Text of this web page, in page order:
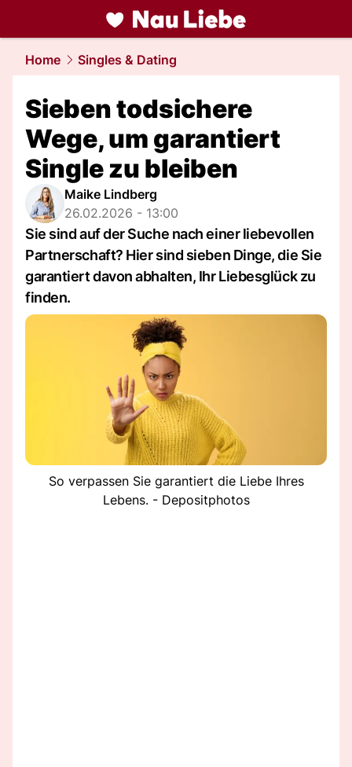
liebe.NAU.ch
Home Singles & Dating
Sieben todsichere
Wege, um garantiert
Single zu bleiben
Maike Lindberg
26.02.2026 - 13:00
Sie sind auf der Suche nach einer liebevollen
Partnerschaft? Hier sind sieben Dinge, die Sie
garantiert davon abhalten, Ihr Liebesglück zu
finden.
So verpassen Sie garantiert die Liebe Ihres
Lebens. - Depositphotos